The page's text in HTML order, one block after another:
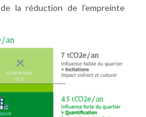
la réduction de l’empreinte